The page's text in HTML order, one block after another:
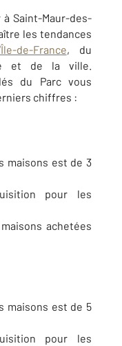
Saint-Maur-des-
les tendances
de-France, du
et de la ville.
du Parc vous
chiffres :
maisons est de 3
pour les
achetées
maisons est de 5
pour les